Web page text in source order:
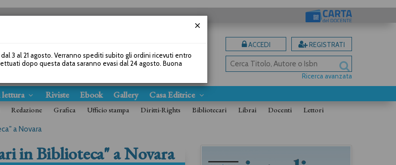
ACCEDI REGISTRATI
Ricerca avanzata
lettura Riviste Ebook Gallery Casa Editrice
Redazione Grafica Ufficio stampa Diritti-Rights Bibliotecari Librai Docenti Lettori
a Novara
in Biblioteca" a Novara
dal 3 al 21 agosto. Verranno spediti subito gli ordini ricevuti entro
dopo questa data saranno evasi dal 24 agosto. Buona